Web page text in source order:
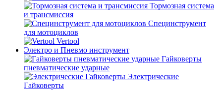
Тормозная система
и трансмиссия
Специнструмент
для мотоциклов
Vertool
Электро и Пневмо инструмент
Гайковерты
пневматические ударные
Электрические
Гайковерты